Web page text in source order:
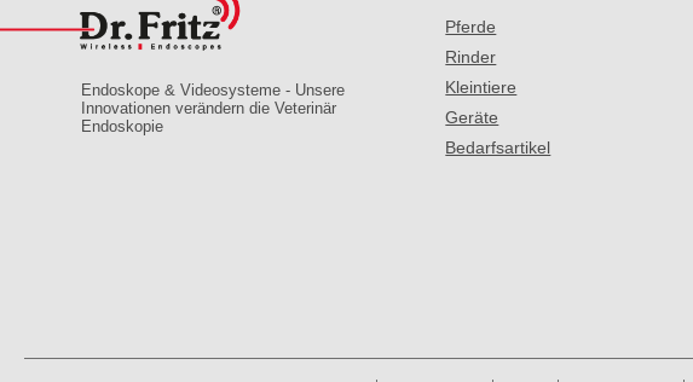
Endoskope & Videosysteme - Unsere
Innovationen verändern die Veterinär
Endoskopie
Pferde
Rinder
Kleintiere
Geräte
Bedarfsartikel